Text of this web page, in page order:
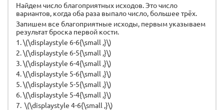
Найдем число благоприятных исходов. Это число
вариантов, когдаоба раза выпало число, большее трёх.
Запишем все благоприятные исходы, первым указываем
результат броска первой кости.
1. \(\displaystyle 6-6{\small ,}\)
2. \(\displaystyle 6-5{\small ,}\)
3.\(\displaystyle 6-4{\small ,}\)
4. \(\displaystyle 5-6{\small ,}\)
5.\(\displaystyle 5-5{\small ,}\)
6. \(\displaystyle 5-4{\small ,}\)
7. \(\displaystyle 4-6{\small ,}\)